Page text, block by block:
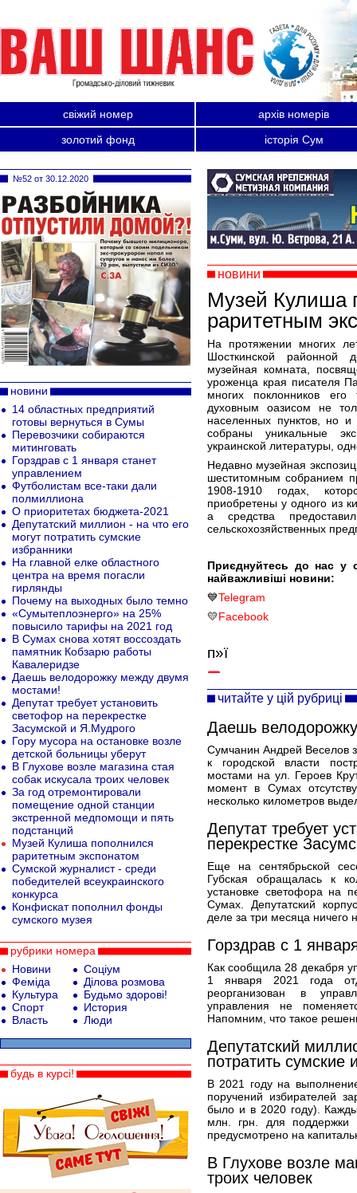
свіжий номер
архів номерів
золотий фонд
історія Сум
новини
Музей Кулиша
раритетным
На протяжении многих
Шосткинской районной
музейная комната,
уроженца края писателя
многих поклонников его
духовным оазисом не
населенных пунктов, но и
собраны уникальные
украинской литературы,
Недавно музейная
шеститомным собранием
1908-1910 годах,
приобретены у одного из
а средства
сельскохозяйственных
Приєднуйтесь до нас у
найважливіші новини:
💙Telegram
💛Facebook
п»ї
читайте у цій рубриці
Даешь
Сумчанин Андрей Веселов
к городской власти
мостами на ул. Героев
момент в Сумах
несколько километров
Депутат требует
перекрестке
Еще на сентябрьской
Губская обращалась к
установке светофора на
Сумах. Депутатский
деле за три месяца ничего
Горздрав с 1
Как сообщила 28 декабря
1 января 2021 года
реорганизован в
управления не
Напомним, что такое
Депутатский
потратить сумские
В 2021 году на
поручений избирателей
было и в 2020 году).
млн. грн. для поддержки
предусмотрено на
В Глухове возле
троих человек
№52 от 30.12.2020
новини
14 областных предприятий
готовы вернуться в Сумы
Перевозчики собираются
митинговать
Горздрав с 1 января станет
управлением
Футболистам все-таки дали
полмиллиона
О приоритетах бюджета-2021
Депутатский миллион - на что его
могут потратить сумские
избранники
На главной елке областного
центра на время погасли
гирлянды
Почему на выходных было темно
«Сумытеплоэнерго» на 25%
повысило тарифы на 2021 год
В Сумах снова хотят воссоздать
памятник Кобзарю работы
Кавалеридзе
Даешь велодорожку между двумя
мостами!
Депутат требует установить
светофор на перекрестке
Засумской и Я.Мудрого
Гору мусора на остановке возле
детской больницы уберут
В Глухове возле магазина стая
собак искусала троих человек
За год отремонтировали
помещение одной станции
экстренной медпомощи и пять
подстанций
Музей Кулиша пополнился
раритетным экспонатом
Сумской журналист - среди
победителей всеукраинского
конкурса
Конфискат пополнил фонды
сумского музея
рубрики номера
Новини
Феміда
Культура
Спорт
Власть
Соціум
Ділова розмова
Будьмо здорові!
История
Люди
будь в курсі!